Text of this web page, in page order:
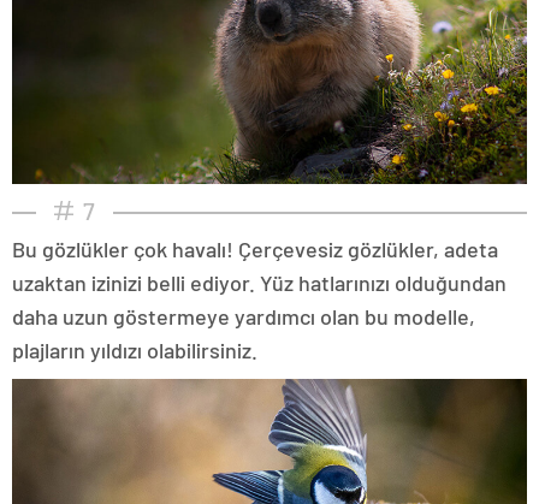
7
Bu gözlükler çok havalı! Çerçevesiz gözlükler, adeta
uzaktan izinizi belli ediyor. Yüz hatlarınızı olduğundan
daha uzun göstermeye yardımcı olan bu modelle,
plajların yıldızı olabilirsiniz.